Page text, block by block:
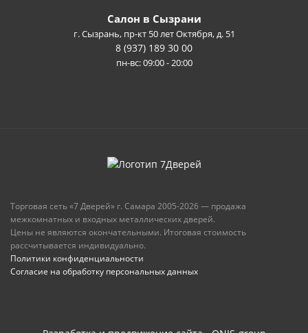
Салон в Сызрани
г. Сызрань, пр-кт 50 лет Октября, д. 51
8 (937) 189 30 00
пн-вс: 09:00 - 20:00
Торговая сеть «7 Дверей» г. Самара 2005-2026 — продажа
межкомнатных и входных металлических дверей.
Цены не являются окончательными. Итоговая стоимость
рассчитывается индивидуально.
Политики конфиденциальности
Согласие на обработку персональных данных